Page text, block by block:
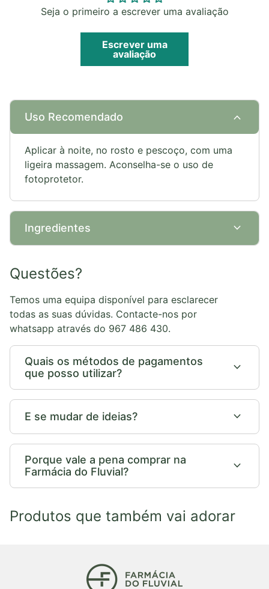
Seja o primeiro a escrever uma avaliação
Escrever uma
avaliação
Uso Recomendado expand_more
Aplicar à noite, no rosto e pescoço, com uma
ligeira massagem. Aconselha-se o uso de
fotoprotetor.
Ingredientes expand_more
Questões?
Temos uma equipa disponível para esclarecer
todas as suas dúvidas. Contacte-nos por
whatsapp através do 967 486 430.
Quais os métodos de pagamentos
que posso utilizar?
expand_more
E se mudar de ideias? expand_more
Porque vale a pena comprar na
Farmácia do Fluvial?
expand_more
Produtos que também vai adorar
Início